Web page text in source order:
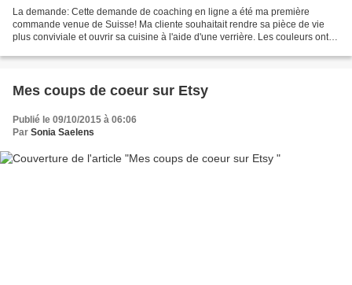
La demande: Cette demande de coaching en ligne a été ma première
commande venue de Suisse! Ma cliente souhaitait rendre sa pièce de vie
plus conviviale et ouvrir sa cuisine à l'aide d'une verrière. Les couleurs ont
Mes coups de coeur sur Etsy
Publié le 09/10/2015 à 06:06
Par Sonia Saelens